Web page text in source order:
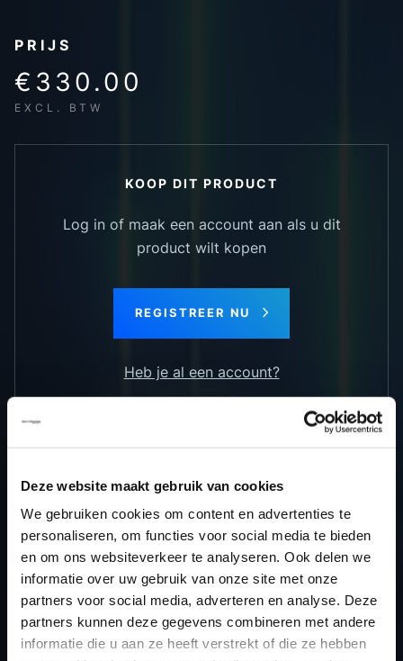
Deze website maakt gebruik van cookies
We gebruiken cookies om content en advertenties te
personaliseren, om functies voor social media te bieden
en om ons websiteverkeer te analyseren. Ook delen we
informatie over uw gebruik van onze site met onze
partners voor social media, adverteren en analyse. Deze
partners kunnen deze gegevens combineren met andere
informatie die u aan ze heeft verstrekt of die ze hebben
PRIJS
€330.00
EXCL. BTW
KOOP DIT PRODUCT
Log in of maak een account aan als u dit
product wilt kopen
REGISTREER NU
Heb je al een account?
TERUG NAAR HET OVERZICHT
HOME WINOLS RESELLER
WINOLS – CHECKSUM POINTS AND
UPGRADES
OLS253 - SIEMENS HDI